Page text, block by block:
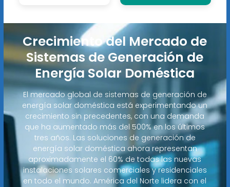
Crecimiento del Mercado de
Sistemas de Generación de
Energía Solar Doméstica
El mercado global de sistemas de generación de
energía solar doméstica está experimentando un
crecimiento sin precedentes, con una demanda
que ha aumentado más del 500% en los últimos
tres años. Las soluciones de generación de
energía solar doméstica ahora representan
aproximadamente el 60% de todas las nuevas
instalaciones solares comerciales y residenciales
en todo el mundo. América del Norte lidera con el